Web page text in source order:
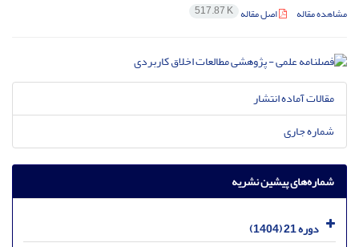
مشاهده مقاله اصل مقاله 517.87 K
مقالات آماده انتشار
شماره جاری
شماره‌های پیشین نشریه
دوره 21 (1404)